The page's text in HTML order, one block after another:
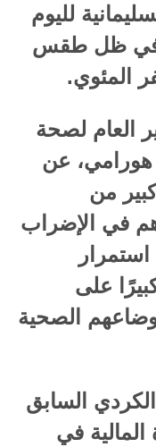
لليوم
في ظل طقس
المئوي.
العام لصحة
هورامي، عن
من
في الإضراب
على
الصحية
السابق
في